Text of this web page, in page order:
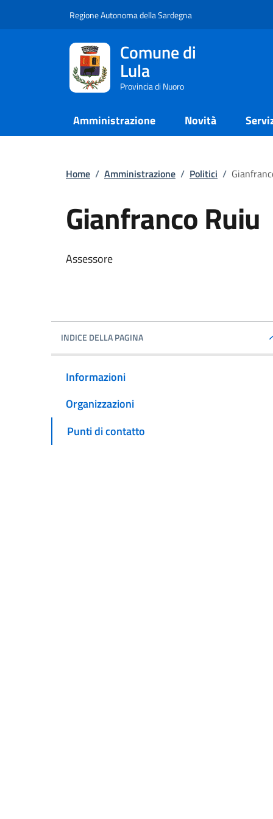
Regione Autonoma della Sardegna
Comune di
Lula
Provincia di Nuoro
Amministrazione Novità
Home / Amministrazione / Politici /
Gianfranco Ruiu
Assessore
INDICE DELLA PAGINA
Informazioni
Organizzazioni
Punti di contatto